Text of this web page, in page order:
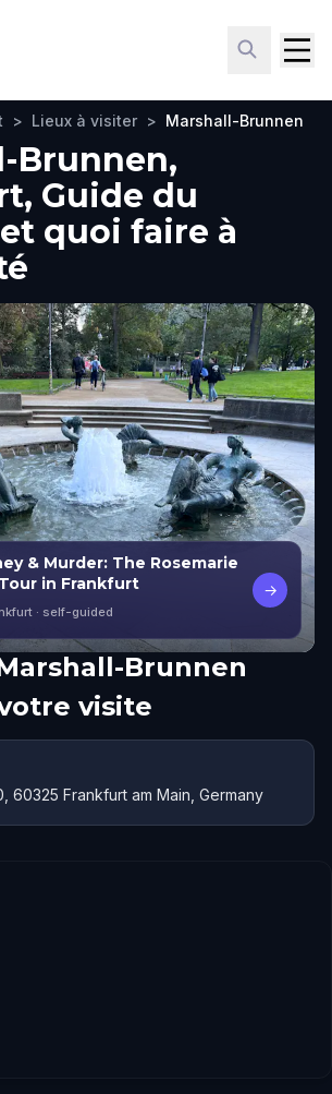
> Lieux à visiter > Marshall-Brunnen
Brunnen,
Guide du
quoi faire à
& Murder: The Rosemarie
in Frankfurt
· self-guided
→
Brunnen
visite
60325 Frankfurt am Main, Germany